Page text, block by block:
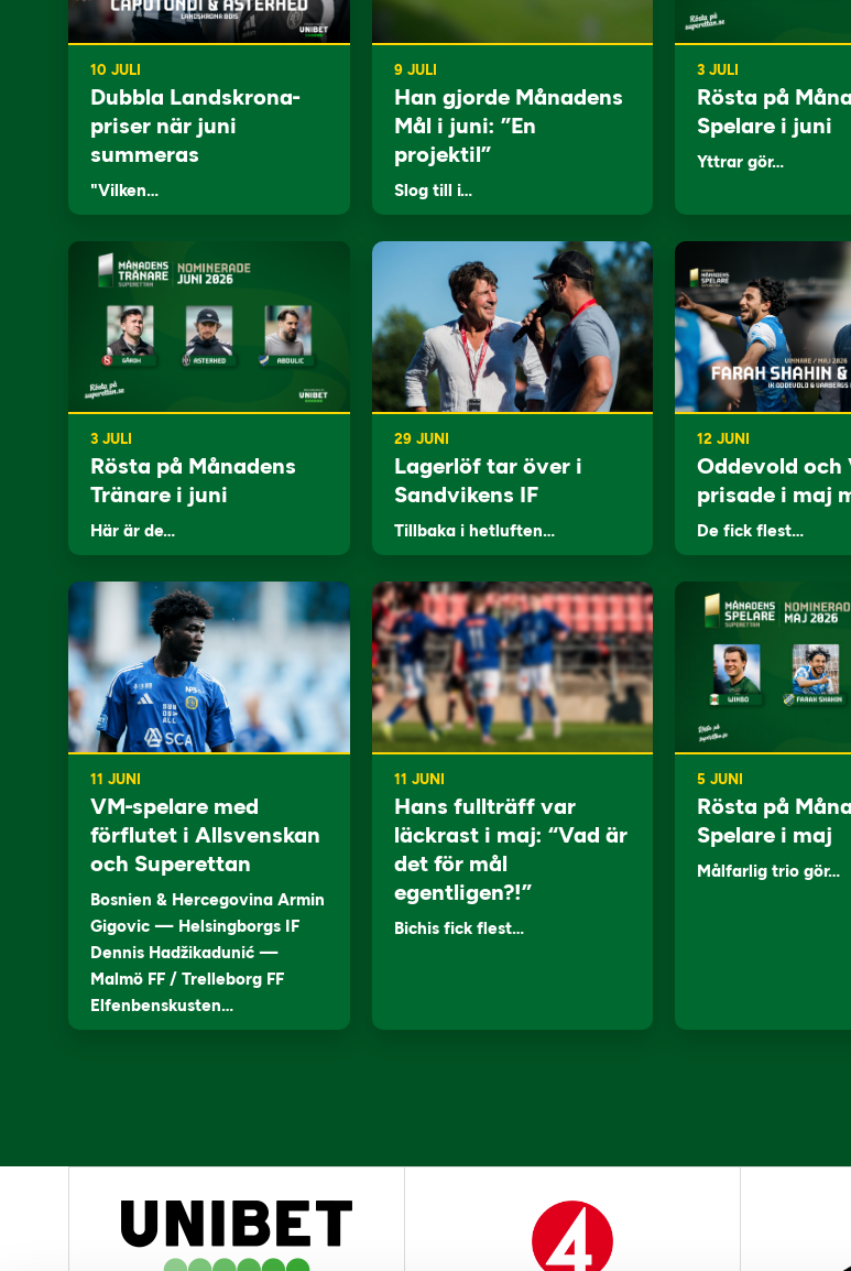
10 JULI
Dubbla Landskrona-
priser när juni
summeras
"Vilken…
9 JULI
Han gjorde Månadens
Mål i juni: ”En
projektil”
Slog till i…
3 JULI
Rösta på
Spelare i juni
Yttrar gör…
3 JULI
Rösta på Månadens
Tränare i juni
Här är de…
29 JUNI
Lagerlöf tar över i
Sandvikens IF
Tillbaka i hetluften…
12 JUNI
Oddevold och
prisade i maj
De fick flest…
11 JUNI
VM-spelare med
förflutet i Allsvenskan
och Superettan
Bosnien & Hercegovina Armin
Gigovic — Helsingborgs IF
Dennis Hadžikadunić —
Malmö FF / Trelleborg FF
Elfenbenskusten…
11 JUNI
Hans fullträff var
läckrast i maj: “Vad är
det för mål
egentligen?!”
Bichis fick flest…
5 JUNI
Rösta på
Spelare i maj
Målfarlig trio gör…